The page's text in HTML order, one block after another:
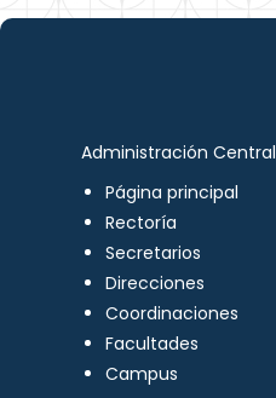
Administración Central
Página principal
Rectoría
Secretarios
Direcciones
Coordinaciones
Facultades
Campus